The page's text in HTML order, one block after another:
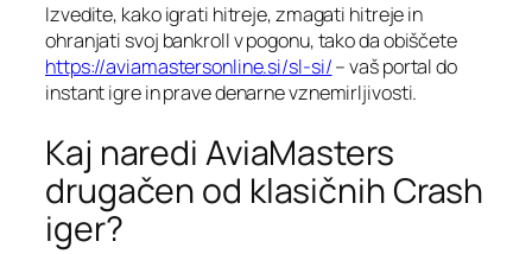
Izvedite, kako igrati hitreje, zmagati hitreje in
ohranjati svoj bankroll v pogonu, tako da obiščete
https://aviamastersonline.si/sl-si/– vaš portal do
instant igre in prave denarne vznemirljivosti.
Kaj naredi AviaMasters
drugačen od klasičnih Crash
iger?